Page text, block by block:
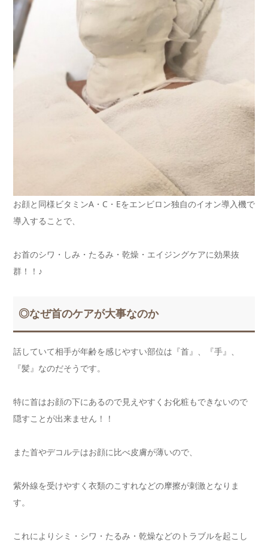
お顔と同様ビタミンA・C・Eをエンビロン独自のイオン導入機で
導入することで、
お首のシワ・しみ・たるみ・乾燥・エイジングケアに効果抜
群！！♪
◎なぜ首のケアが大事なのか
話していて相手が年齢を感じやすい部位は『首』、『手』、
『髪』なのだそうです。
特に首はお顔の下にあるので見えやすくお化粧もできないので
隠すことが出来ません！！
また首やデコルテはお顔に比べ皮膚が薄いので、
紫外線を受けやすく衣類のこすれなどの摩擦が刺激となりま
す。
これによりシミ・シワ・たるみ・乾燥などのトラブルを起こし